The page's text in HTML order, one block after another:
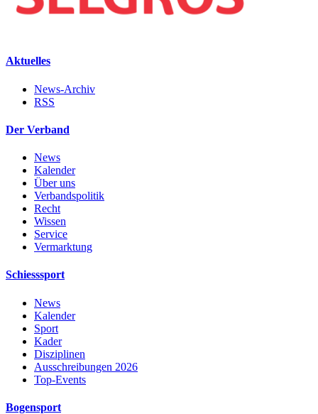
Aktuelles
News-Archiv
RSS
Der Verband
News
Kalender
Über uns
Verbandspolitik
Recht
Wissen
Service
Vermarktung
Schiesssport
News
Kalender
Sport
Kader
Disziplinen
Ausschreibungen 2026
Top-Events
Bogensport